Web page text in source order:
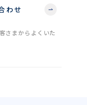
わせ
さまからよくいた